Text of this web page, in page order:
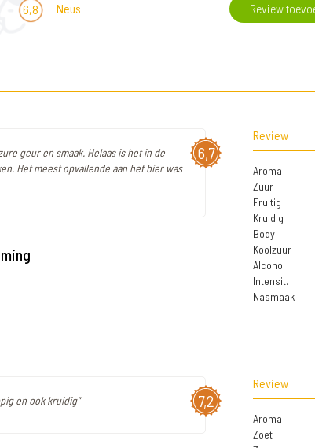
6,8 Neus Review
6,7
geur en smaak. Helaas is het in de
Het meest opvallende aan het bier was
Review
Aroma
Zuur
Fruitig
Kruidig
Body
Koolzuur
Alcohol
Intensit.
Nasmaak
7,2
en ook kruidig"
Review
Aroma
Zoet